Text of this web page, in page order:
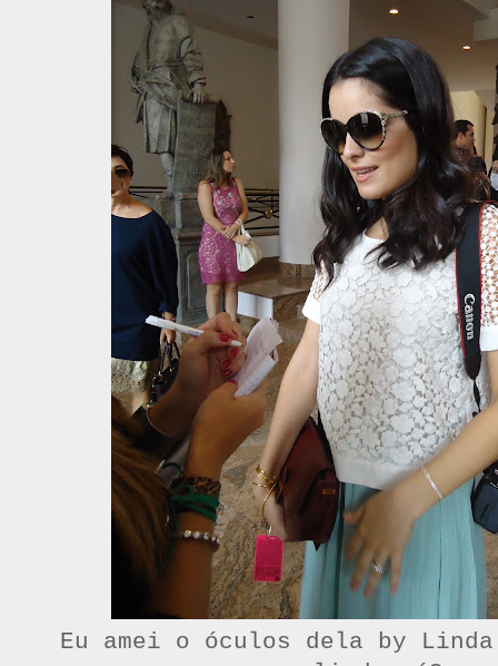
Eu amei o óculos dela by